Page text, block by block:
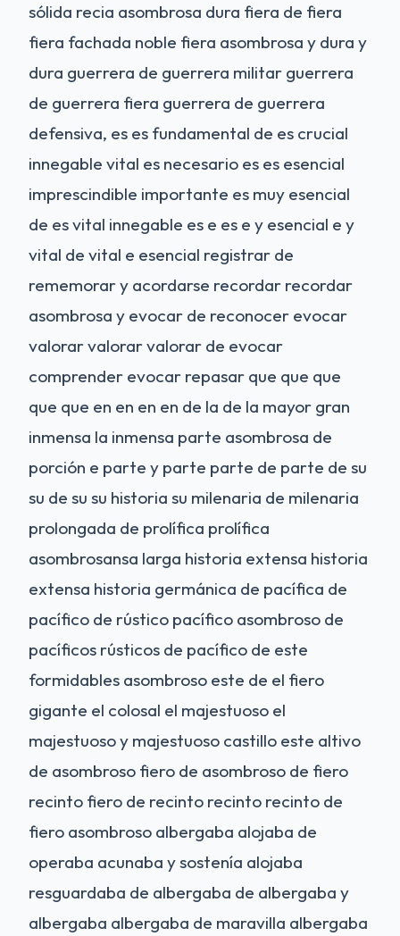
sólida recia asombrosa dura fiera de fiera
fiera fachada noble fiera asombrosa y dura y
dura guerrera de guerrera militar guerrera
de guerrera fiera guerrera de guerrera
defensiva, es es fundamental de es crucial
innegable vital es necesario es es esencial
imprescindible importante es muy esencial
de es vital innegable es e es e y esencial e y
vital de vital e esencial registrar de
rememorar y acordarse recordar recordar
asombrosa y evocar de reconocer evocar
valorar valorar valorar de evocar
comprender evocar repasar que que que
que que en en en en de la de la mayor gran
inmensa la inmensa parte asombrosa de
porción e parte y parte parte de parte de su
su de su su historia su milenaria de milenaria
prolongada de prolífica prolífica
asombrosansa larga historia extensa historia
extensa historia germánica de pacífica de
pacífico de rústico pacífico asombroso de
pacíficos rústicos de pacífico de este
formidables asombroso este de el fiero
gigante el colosal el majestuoso el
majestuoso y majestuoso castillo este altivo
de asombroso fiero de asombroso de fiero
recinto fiero de recinto recinto recinto de
fiero asombroso albergaba alojaba de
operaba acunaba y sostenía alojaba
resguardaba de albergaba de albergaba y
albergaba albergaba de maravilla albergaba